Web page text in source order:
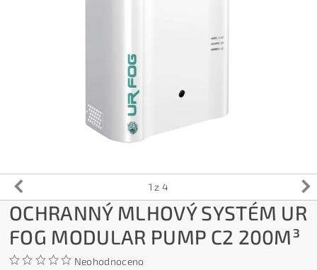
1 z 4
OCHRANNÝ MLHOVÝ SYSTÉM UR
FOG MODULAR PUMP C2 200M³
Neohodnoceno